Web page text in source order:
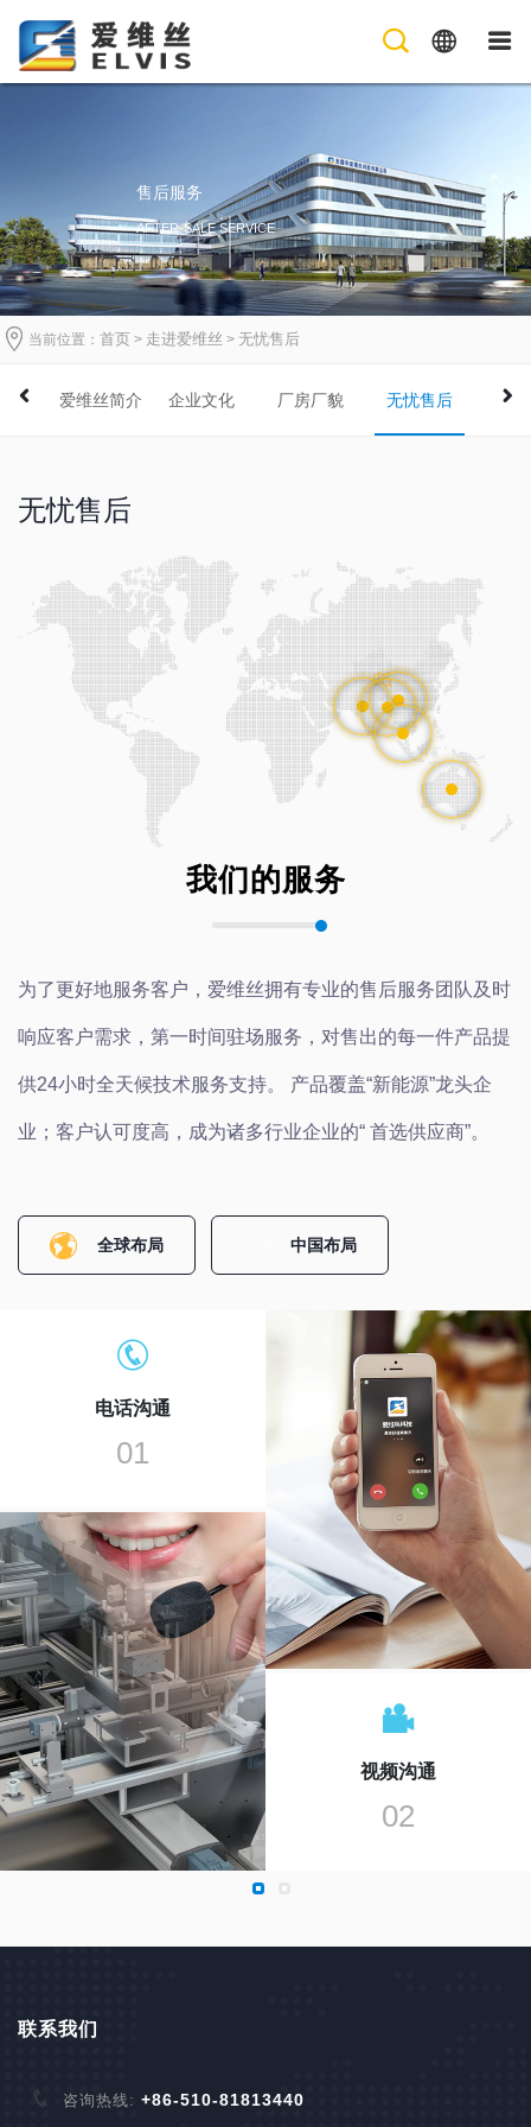
售后服务
AFTER-SALE SERVICE
当前位置： 首页 > 走进爱维丝 > 无忧售后
爱维丝简介 企业文化 厂房厂貌 无忧售后 资
无忧售后
我们的服务
为了更好地服务客户，爱维丝拥有专业的售后服务团队及时
响应客户需求，第一时间驻场服务，对售出的每一件产品提
供24小时全天候技术服务支持。 产品覆盖“新能源”龙头企
业；客户认可度高，成为诸多行业企业的“ 首选供应商”。
全球布局 中国布局
电话沟通
01
视频沟通
02
联系我们
咨询热线: +86-510-81813440